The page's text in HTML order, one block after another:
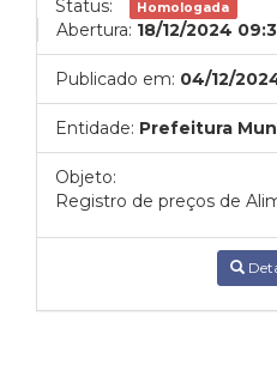
Status: Homologada
Abertura: 18/12/2024
Publicado em: 04/12/
Entidade: Prefeitura
Objeto:
Registro de preços de